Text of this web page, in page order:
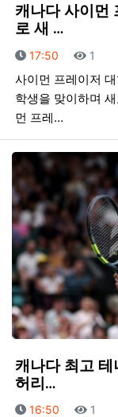
캐나다 사이먼
로 새 …
등록일
17:50 조회
1
사이먼 프레이저
학생을 맞이하며
먼 프레…
캐나다 최고
허리…
등록일
16:50 조회
1